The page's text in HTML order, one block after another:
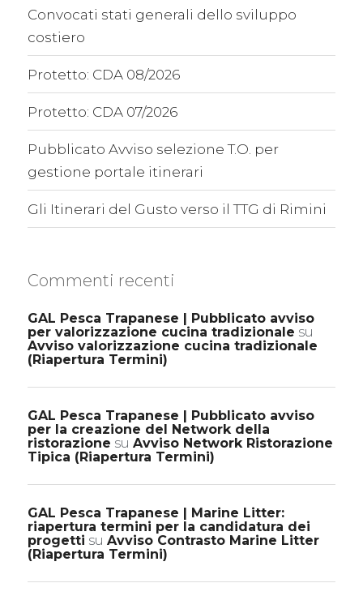
Convocati stati generali dello sviluppo
costiero
Protetto: CDA 08/2026
Protetto: CDA 07/2026
Pubblicato Avviso selezione T.O. per
gestione portale itinerari
Gli Itinerari del Gusto verso il TTG di Rimini
Commenti recenti
GAL Pesca Trapanese | Pubblicato avviso
per valorizzazione cucina tradizionale su
Avviso valorizzazione cucina tradizionale
(Riapertura Termini)
GAL Pesca Trapanese | Pubblicato avviso
per la creazione del Network della
ristorazione su Avviso Network Ristorazione
Tipica (Riapertura Termini)
GAL Pesca Trapanese | Marine Litter:
riapertura termini per la candidatura dei
progetti su Avviso Contrasto Marine Litter
(Riapertura Termini)